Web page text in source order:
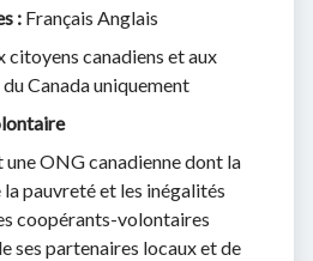
: Français Anglais
citoyens canadiens et aux
Canada uniquement
ONG canadienne dont la
pauvreté et les inégalités
coopérants-volontaires
ses partenaires locaux et de